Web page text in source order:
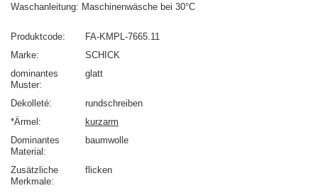
Waschanleitung: Maschinenwäsche bei 30°C
Produktcode
FA-KMPL-7665.11
Marke
SCHICK
dominantes
Muster
glatt
Dekolleté
rundschreiben
*Ärmel
kurzarm
Dominantes
Material
baumwolle
Zusätzliche
Merkmale
flicken